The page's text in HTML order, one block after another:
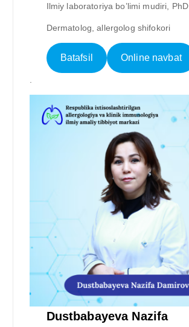
Ilmiy laboratoriya bo’limi mudiri, PhD
Dermatolog, allergolog shifokori
Batafsil Online navbat
Dustbabayeva Nazifa